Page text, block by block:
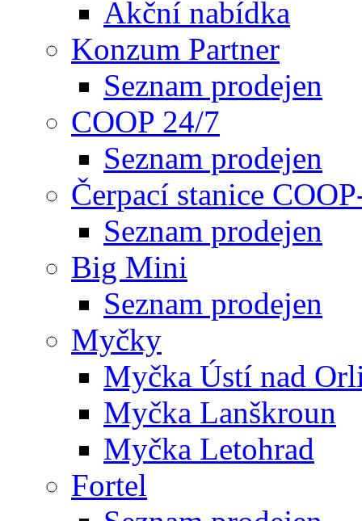
Akční nabídka
Konzum Partner
Seznam prodejen
COOP 24/7
Seznam prodejen
Čerpací stanice
Seznam prodejen
Big Mini
Seznam prodejen
Myčky
Myčka Ústí nad
Myčka Lanškroun
Myčka Letohrad
Fortel